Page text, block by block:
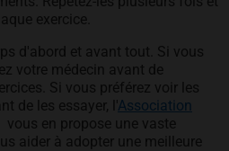
exercice.
d'abord et avant tout. Si vous
votre médecin avant de
Si vous préférez voir les
de les essayer, l'Association
in a new tab
vous en propose une vaste
aider à adopter une meilleure